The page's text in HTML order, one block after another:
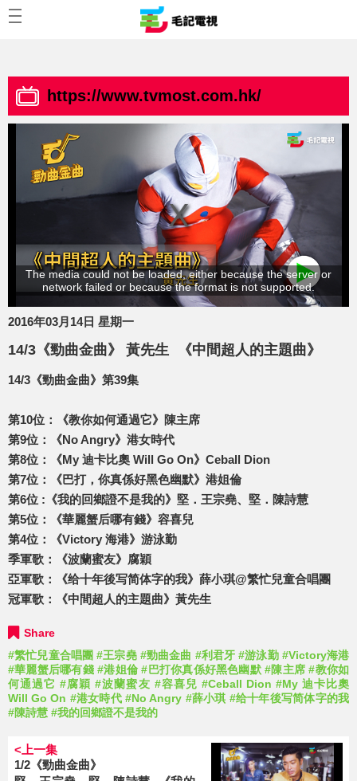
https://www.tvmost.com.hk/
The media could not be loaded, either because the server or
network failed or because the format is not supported.
2016年03月14日 星期一
14/3《勁曲金曲》 黃先生 《中間超人的主題曲》
14/3《勁曲金曲》第39集
第10位：《教你如何通過它》陳主席
第9位：《No Angry》港女時代
第8位：《My 迪卡比奧 Will Go On》Ceball Dion
第7位：《巴打，你真係好黑色幽默》港姐倫
第6位 :《我的回鄉證不是我的》堅．王宗堯、堅．陳詩慧
第5位：《華麗蟹后哪有錢》容喜兒
第4位：《Victory 海港》游泳勤
季軍歌：《波蘭蜜友》腐穎
亞軍歌：《给十年後写简体字的我》薛小琪@繁忙兒童合唱團
冠軍歌：《中間超人的主題曲》黃先生
Share
#繁忙兒童合唱團 #王宗堯 #勁曲金曲 #利君牙 #游泳勤 #Victory海港
#華麗蟹后哪有錢 #港姐倫 #巴打你真係好黑色幽默 #陳主席 #教你如
何通過它 #腐穎 #波蘭蜜友 #容喜兒 #Ceball Dion #My 迪卡比奧
Will Go On #港女時代 #No Angry #薛小琪 #给十年後写简体字的我
#陳詩慧 #我的回鄉證不是我的
<上一集
1/2《勁曲金曲》